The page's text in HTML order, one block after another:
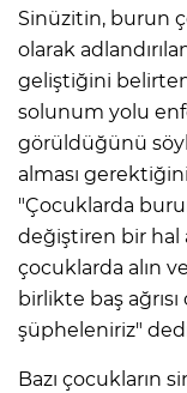
Sinüzitin, burun
olarak
geliştiğini
solunum yolu
görüldüğünü
alması
"Çocuklarda
değiştiren bir hal
çocuklarda alın
birlikte baş
şüpheleniriz"
Bazı çocukların